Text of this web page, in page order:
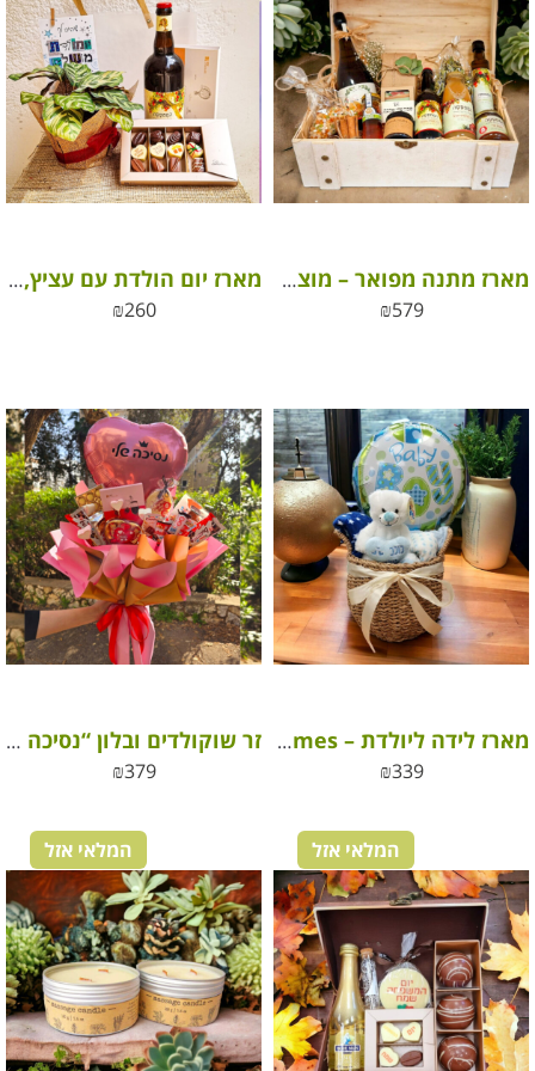
מארז מתנה מפואר – מוצרים כחול לבן
₪579
מארז יום הולדת עם עציץ, אלכוהול ושוקולד פרימיום
₪260
מארז לידה ליולדת – Happy Times
₪339
זר שוקולדים ובלון “נסיכה שלי” – מתנה קסומה ליום האהבה
₪379
המלאי אזל המלאי אזל